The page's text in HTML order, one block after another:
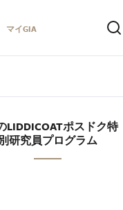
マイGIA
LIDDICOATポスドク特
研究員プログラム